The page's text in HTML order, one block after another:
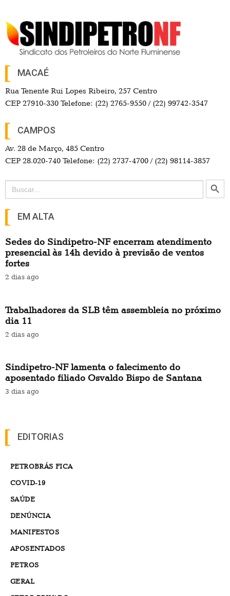
MACAÉ
Rua Tenente Rui Lopes Ribeiro, 257 Centro
CEP 27910-330 Telefone: (22) 2765-9550 / (22) 99742-3547
CAMPOS
Av. 28 de Março, 485 Centro
CEP 28.020-740 Telefone: (22) 2737-4700 / (22) 98114-3857
Search
for:
Search Button
EM ALTA
Sedes do Sindipetro-NF encerram atendimento
presencial às 14h devido à previsão de ventos
fortes
2 dias ago
Trabalhadores da SLB têm assembleia no próximo
dia 11
2 dias ago
Sindipetro-NF lamenta o falecimento do
aposentado filiado Osvaldo Bispo de Santana
3 dias ago
EDITORIAS
PETROBRÁS FICA
COVID-19
SAÚDE
DENÚNCIA
MANIFESTOS
APOSENTADOS
PETROS
GERAL